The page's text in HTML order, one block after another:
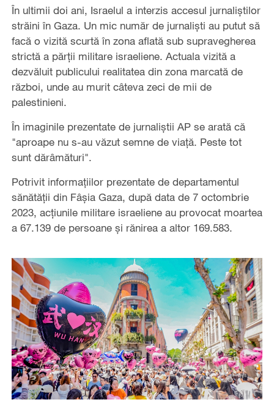
În ultimii doi ani, Israelul a interzis accesul jurnaliștilor
străini în Gaza. Un mic număr de jurnaliști au putut să
facă o vizită scurtă în zona aflată sub supravegherea
strictă a părții militare israeliene. Actuala vizită a
dezvăluit publicului realitatea din zona marcată de
război, unde au murit câteva zeci de mii de
palestinieni.
În imaginile prezentate de jurnaliștii AP se arată că
"aproape nu s-au văzut semne de viață. Peste tot
sunt dărâmături".
Potrivit informațiilor prezentate de departamentul
sănătății din Fâșia Gaza, după data de 7 octombrie
2023, acțiunile militare israeliene au provocat moartea
a 67.139 de persoane și rănirea a altor 169.583.